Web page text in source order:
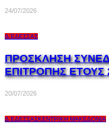
24/07/2026
Δ.ΈΔΕΣΣΑΣ
ΠΡΟΣΚΛΗΣΗ
ΕΠΙΤΡΟΠΗΣ ΕΤΟΥΣ
20/07/2026
Δ.ΈΔΕΣΣΑΣΚΕΝΤΡΙΚΉ ΜΑΚΕΔΟΝΊΑ